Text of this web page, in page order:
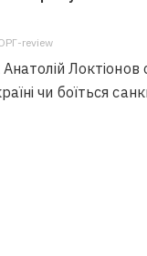
review
Анатолій Локтіонов
чи боїться